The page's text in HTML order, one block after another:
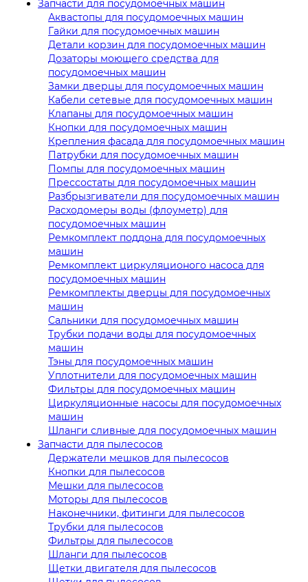
Запчасти для посудомоечных машин
Аквастопы для посудомоечных машин
Гайки для посудомоечных машин
Детали корзин для посудомоечных машин
Дозаторы моющего средства для
посудомоечных машин
Замки дверцы для посудомоечных машин
Кабели сетевые для посудомоечных машин
Клапаны для посудомоечных машин
Кнопки для посудомоечных машин
Крепления фасада для посудомоечных машин
Патрубки для посудомоечных машин
Помпы для посудомоечных машин
Прессостаты для посудомоечных машин
Разбрызгиватели для посудомоечных машин
Расходомеры воды (флоуметр) для
посудомоечных машин
Ремкомплект поддона для посудомоечных
машин
Ремкомплект циркуляционого насоса для
посудомоечных машин
Ремкомплекты дверцы для посудомоечных
машин
Сальники для посудомоечных машин
Трубки подачи воды для посудомоечных
машин
Тэны для посудомоечных машин
Уплотнители для посудомоечных машин
Фильтры для посудомоечных машин
Циркуляционные насосы для посудомоечных
машин
Шланги сливные для посудомоечных машин
Запчасти для пылесосов
Держатели мешков для пылесосов
Кнопки для пылесосов
Мешки для пылесосов
Моторы для пылесосов
Наконечники, фитинги для пылесосов
Трубки для пылесосов
Фильтры для пылесосов
Шланги для пылесосов
Щетки двигателя для пылесосов